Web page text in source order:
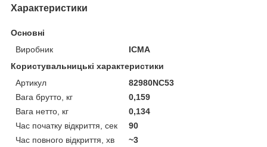
Характеристики
Основні
Виробник
ICMA
Користувальницькі характеристики
Артикул
82980NC53
Вага брутто, кг
0,159
Вага нетто, кг
0,134
Час початку відкриття, сек
90
Час повного відкриття, хв
~3